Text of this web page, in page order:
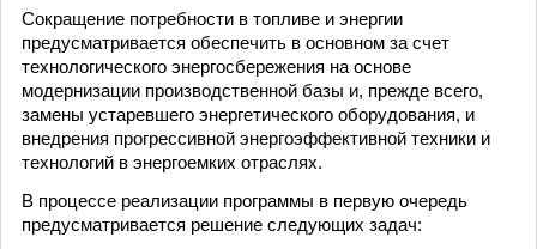
Сокращение потребности в топливе и энергии
предусматривается обеспечить в основном за счет
технологического энергосбережения на основе
модернизации производственной базы и, прежде всего,
замены устаревшего энергетического оборудования, и
внедрения прогрессивной энергоэффективной техники и
технологий в энергоемких отраслях.
В процессе реализации программы в первую очередь
предусматривается решение следующих задач: